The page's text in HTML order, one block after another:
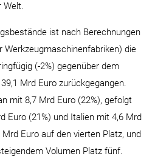
Welt.
ist nach Berechnungen
Werkzeugmaschinenfabriken) die
(-2%) gegenüber dem
Mrd Euro zurückgegangen.
mit 8,7 Mrd Euro (22%), gefolgt
Euro (21%) und Italien mit 4,6 Mrd
Euro auf den vierten Platz, und
Volumen Platz fünf.